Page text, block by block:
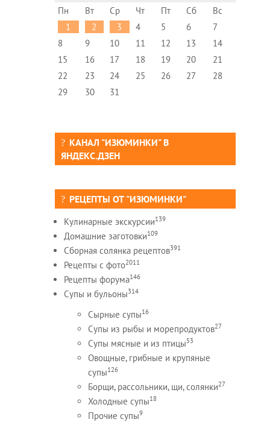
Пн Вт Ср Чт Пт Сб
Вс
1
2 3 4 5 6
7
8
9 10 11 12 13
14
15
16 17 18 19 20
21
22
23 24 25 26 27
28
29
30 31
КАНАЛ "ИЗЮМИНКИ" В
ЯНДЕКС.ДЗЕН
РЕЦЕПТЫ ОТ "ИЗЮМИНКИ"
Кулинарные экскурсии139
Домашние заготовки109
Сборная солянка рецептов391
Рецепты c фото2011
Рецепты форума146
Супы и бульоны314
Сырные супы16
Супы из рыбы и морепродуктов27
Супы мясные и из птицы53
Овощные, грибные и крупяные
супы126
Борщи, рассольники, щи, солянки27
Холодные супы18
Прочие супы9